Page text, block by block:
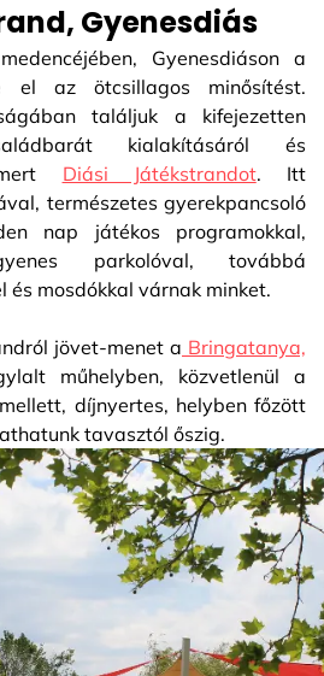
Gyenesdiás
Gyenesdiáson a
el az ötcsillagos minősítést.
találjuk a kifejezetten
kialakításáról és
Diási Játékstrandot. Itt
természetes gyerekpancsoló
nap játékos programokkal,
parkolóval, továbbá
mosdókkal várnak minket.
jövet-menet a Bringatanya,
műhelyben, közvetlenül a
díjnyertes, helyben főzött
tavasztól őszig.